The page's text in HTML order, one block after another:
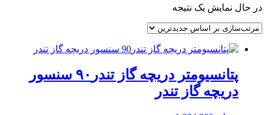
در حال نمایش یک نتیجه
پتانسيومتر دريچه گاز تندر۹۰ سنسور
دریچه گاز تندر